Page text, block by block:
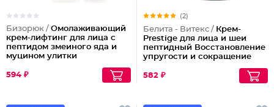
Бизорюк / Омолаживающий
крем-лифтинг для лица с
пептидом змеиного яда и
муцином улитки
594 ₽
(2)
Белита - Витекс / Крем-
Prestige для лица и шеи
пептидный Восстановление
упругости и сокращение
582 ₽